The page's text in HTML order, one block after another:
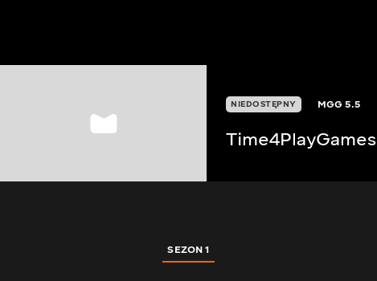
NIEDOSTĘPNY MGG5.5
Time4PlayGames
SEZON 1